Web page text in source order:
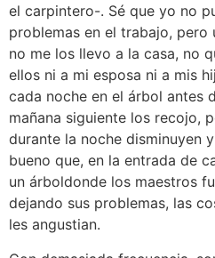
el carpintero-. Sé que yo no
problemas en el trabajo, pero
no me los llevo a la casa, no
ellos ni a mi esposa ni a mis
cada noche en el árbol antes
mañana siguiente los recojo,
durante la noche disminuyen
bueno que, en la entrada de
un árboldonde los maestros
dejando sus problemas, las
les angustian.